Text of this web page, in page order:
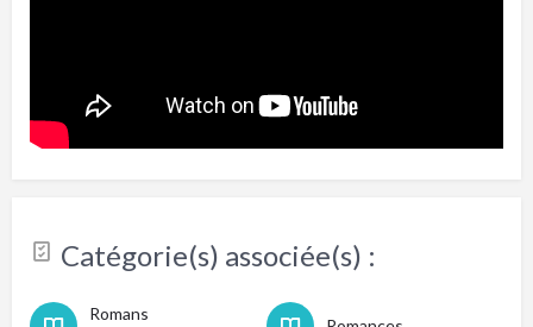
Catégorie(s) associée(s) :
Romans